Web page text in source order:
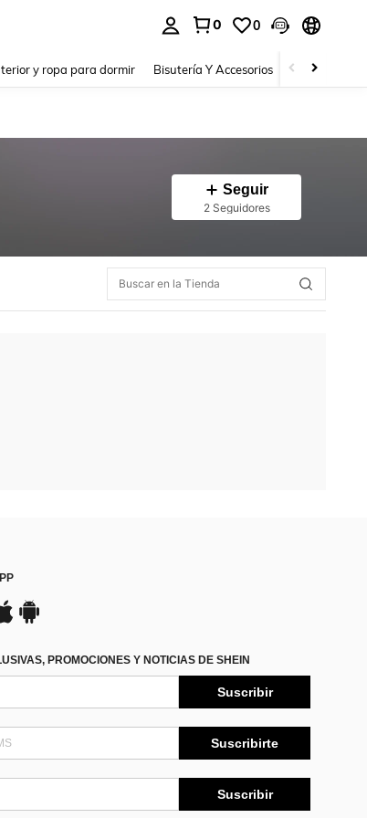
0 0
y ropa para dormir Bisutería Y Accesorios Zapatos
Seguir
2 Seguidores
PROMOCIONES Y NOTICIAS DE SHEIN
Suscribir
Suscribirte
Suscribir